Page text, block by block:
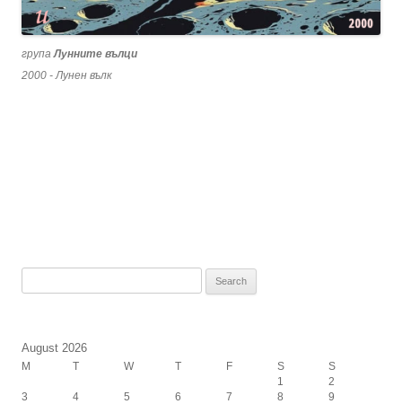
групаЛунните вълци
2000 - Лунен вълк
August 2026
M T W T F S
S
1
2
3
4 5 6 7 8
9